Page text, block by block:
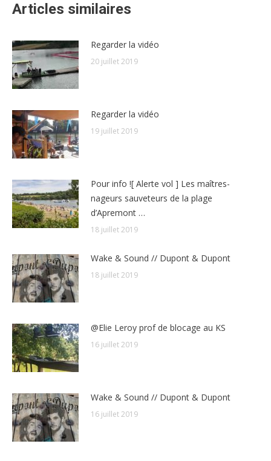
Articles similaires
Regarder la vidéo
20 juillet 2019
Regarder la vidéo
19 juillet 2019
Pour info ![ Alerte vol ] Les maîtres-
nageurs sauveteurs de la plage
d’Apremont …
18 juillet 2019
Wake & Sound // Dupont & Dupont
18 juillet 2019
@Elie Leroy prof de blocage au KS
16 juillet 2019
Wake & Sound // Dupont & Dupont
16 juillet 2019